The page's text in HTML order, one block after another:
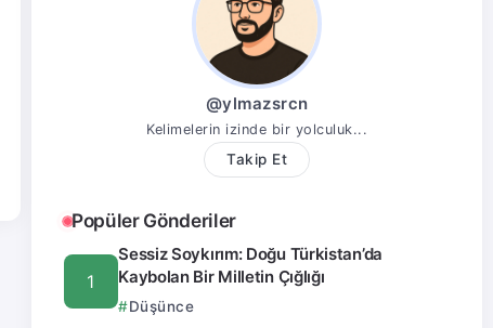
@ylmazsrcn
Kelimelerin izinde bir yolculuk...
Takip Et
Popüler Gönderiler
Sessiz Soykırım: Doğu Türkistan’da
Kaybolan Bir Milletin Çığlığı
Düşünce